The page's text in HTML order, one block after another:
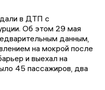
в ДТП с
Об этом 29 мая
данным,
на мокрой после
и выехал на
45 пассажиров, два